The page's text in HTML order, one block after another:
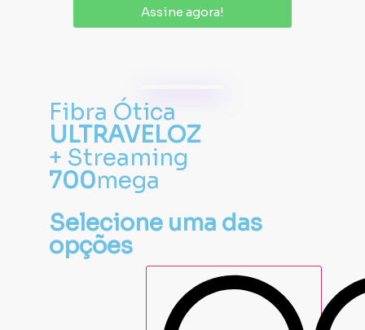
Assine agora!
Fibra Ótica
ULTRAVELOZ
+ Streaming
700mega
Selecione uma das
opções